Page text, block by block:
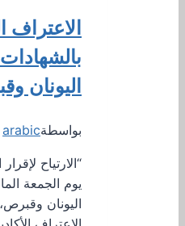
الاعتراف
اليونان
بواسطةarabic
“الارتياح
يوم الجمعة
اليونان